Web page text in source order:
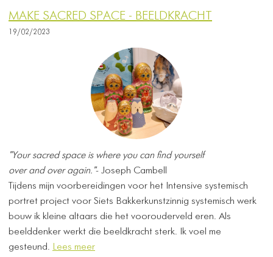
MAKE SACRED SPACE - BEELDKRACHT
19/02/2023
"Your sacred space is where you can find yourself
over and over again."- Joseph Cambell
Tijdens mijn voorbereidingen voor het Intensive systemisch
portret project voor Siets Bakkerkunstzinnig systemisch werk
bouw ik kleine altaars die het voorouderveld eren. Als
beelddenker werkt die beeldkracht sterk. Ik voel me
gesteund. Lees meer